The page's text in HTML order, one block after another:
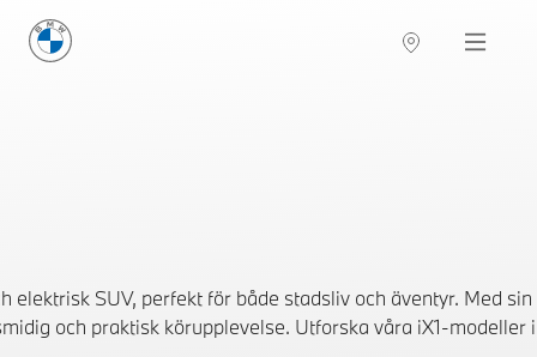
BMW Sverige Navigation
elektrisk SUV, perfekt för både stadsliv och äventyr. Med
och praktisk körupplevelse. Utforska våra iX1-modeller